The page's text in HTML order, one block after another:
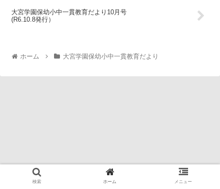
大宮学園保幼小中一貫教育だより10月号
(R6.10.8発行）
ホーム 大宮学園保幼小中一貫教育だより
検索 ホーム メニュー